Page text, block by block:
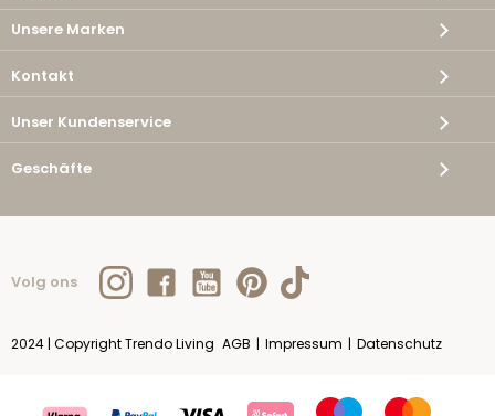
Unsere Marken
Kontakt
Unser Kundenservice
Geschäfte
Volg ons
2024 | Copyright Trendo Living AGB | Impressum | Datenschutz